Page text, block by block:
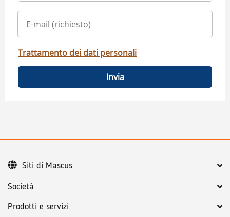
Trattamento dei dati personali
Invia
Società
Prodotti e servizi
Siti di Mascus